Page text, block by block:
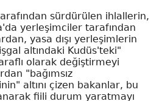
sürdürülen ihlallerin,
yerleşimciler tarafından
yasa dışı yerleşimlerin
altındaki Kudüs'teki"
olarak değiştirmeyi
"bağımsız
altını çizen bakanlar, bu
fiili durum yaratmayı